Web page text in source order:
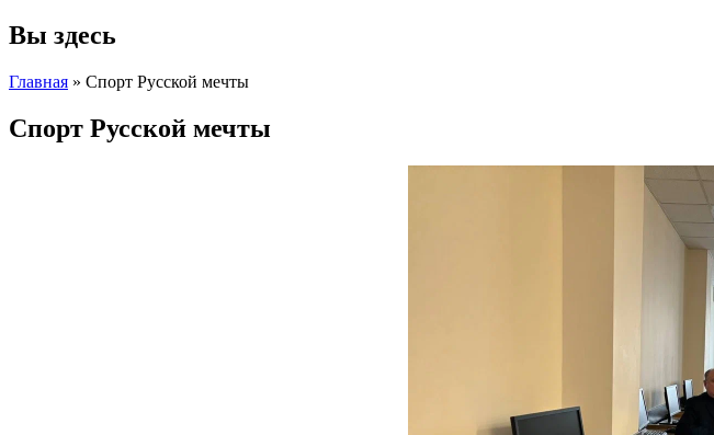
Вы здесь
Главная » Спорт Русской мечты
Спорт Русской мечты